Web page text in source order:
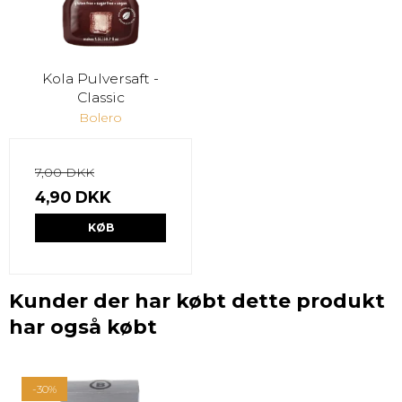
Kola Pulversaft -
Classic
Bolero
7,00 DKK
4,90 DKK
KØB
Kunder der har købt dette produkt
har også købt
-30%